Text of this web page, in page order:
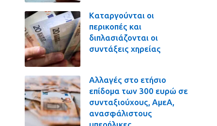
Καταργούνται οι
περικοπές και
διπλασιάζονται οι
συντάξεις χηρείας
Αλλαγές στο ετήσιο
επίδομα των 300 ευρώ σε
συνταξιούχους, ΑμεΑ,
ανασφάλιστους
υπερήλικες